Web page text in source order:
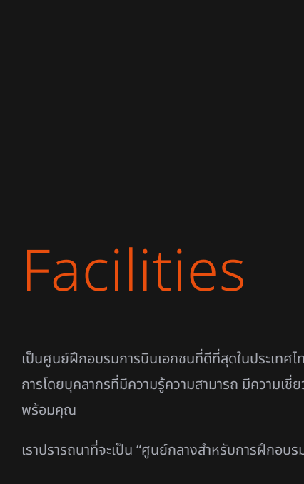
Facilities
เป็นศูนย์ฝึกอบรมการบินเอกชนที่ดีที่สุดในประเทศ
การโดยบุคลากรที่มีความรู้ความสามารถ มีความเ
พร้อมคุณ
เราปรารถนาที่จะเป็น “ศูนย์กลางสำหรับการฝึกอบร